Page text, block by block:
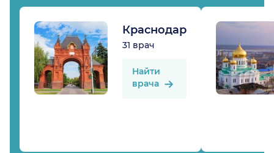
Краснодар
31 врач
Найти
врача